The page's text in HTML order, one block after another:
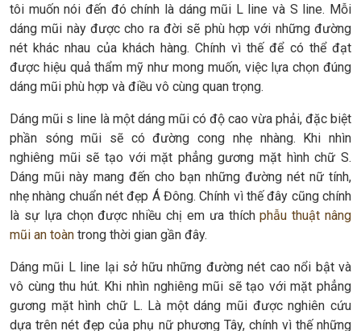
tôi muốn nói đến đó chính là dáng mũi L line và S line. Mỗi
dáng mũi này được cho ra đời sẽ phù hợp với những đường
nét khác nhau của khách hàng. Chính vì thế để có thể đạt
được hiệu quả thẩm mỹ như mong muốn, việc lựa chọn đúng
dáng mũi phù hợp và điều vô cùng quan trọng.
Dáng mũi s line là một dáng mũi có độ cao vừa phải, đặc biệt
phần sóng mũi sẽ có đường cong nhẹ nhàng. Khi nhìn
nghiêng mũi sẽ tạo với mặt phẳng gương mặt hình chữ S.
Dáng mũi này mang đến cho bạn những đường nét nữ tính,
nhẹ nhàng chuẩn nét đẹp Á Đông. Chính vì thế đây cũng chính
là sự lựa chọn được nhiều chị em ưa thíchphẫu thuật nâng
mũi an toàn trong thời gian gần đây.
Dáng mũi L line lại sở hữu những đường nét cao nổi bật và
vô cùng thu hút. Khi nhìn nghiêng mũi sẽ tạo với mặt phẳng
gương mặt hình chữ L. Là một dáng mũi được nghiên cứu
dựa trên nét đẹp của phụ nữ phương Tây, chính vì thế những